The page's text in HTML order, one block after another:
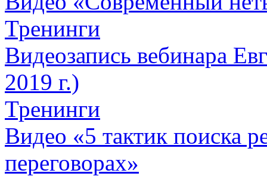
Тренинги
Видеозапись вебинара
2019 г.)
Тренинги
Видео «5 тактик
переговорах»